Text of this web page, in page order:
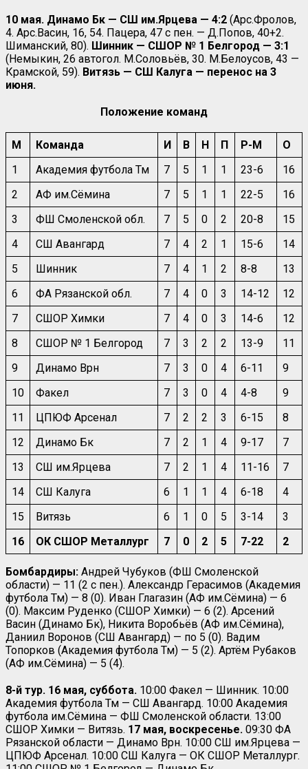
10 мая. Динамо Бк — СШ им.Ярцева — 4:2 (Арс.Фролов,
4. Арс.Васин, 16, 54. Пацера, 47 с пен. — Д.Попов, 40+2.
Шиманский, 80). Шинник — СШОР № 1 Белгород — 3:1
(Немыкин, 26 автогол. М.Соловьёв, 30. М.Белоусов, 43 —
Крамской, 59). Витязь — СШ Калуга — перенос на 3
июня.
Положение команд
М Команда И В Н П Р-М
О
1
Академия футбола Тм 7 5 1 1 23-6
16
2
АФ им.Сёмина 7 5 1 1 22-5
16
3
ФШ Смоленской обл. 7 5 0 2 20-8
15
4
СШ Авангард 7 4 2 1 15-6
14
5
Шинник 7 4 1 2 8-8
13
6
ФА Рязанской обл. 7 4 0 3 14-12
12
7
СШОР Химки 7 4 0 3 14-6
12
8
СШОР № 1 Белгород 7 3 2 2 13-9
11
9
Динамо Врн 7 3 0 4 6-11
9
10
Факел 7 3 0 4 4-8
9
11
ЦПЮФ Арсенал 7 2 2 3 6-15
8
12
Динамо Бк 7 2 1 4 9-17
7
13
СШ им.Ярцева 7 2 1 4 11-16
7
14
СШ Калуга 6 1 1 4 6-18
4
15
Витязь 6 1 0 5 3-14
3
16
ОК СШОР Металлург 7 0 2 5 7-22 2
Бомбардиры: Андрей Чубуков (ФШ Смоленской
области) — 11 (2 с пен.). Александр Герасимов (Академия
футбола Тм) — 8 (0). Иван Глагазин (АФ им.Сёмина) — 6
(0). Максим Руденко (СШОР Химки) — 6 (2). Арсений
Васин (Динамо Бк), Никита Воробьёв (АФ им.Сёмина),
Даниил Воронов (СШ Авангард) — по 5 (0). Вадим
Топорков (Академия футбола Тм) — 5 (2). Артём Рубаков
(АФ им.Сёмина) — 5 (4).
8-й тур. 16 мая, суббота. 10:00 Факел — Шинник. 10:00
Академия футбола Тм — СШ Авангард. 10:00 Академия
футбола им.Сёмина — ФШ Смоленской области. 13:00
СШОР Химки — Витязь. 17 мая, воскресенье. 09:30 ФА
Рязанской области — Динамо Врн. 10:00 СШ им.Ярцева —
ЦПЮФ Арсенал. 10:00 СШ Калуга — ОК СШОР Металлург.